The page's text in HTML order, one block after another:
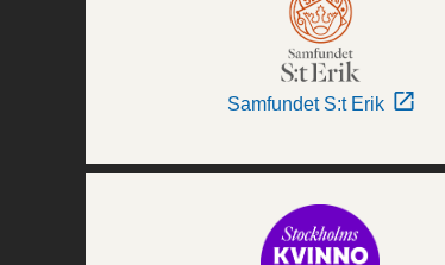
Samfundet S:t Erik